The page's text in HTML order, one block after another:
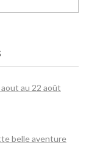
au 22 août
belle aventure